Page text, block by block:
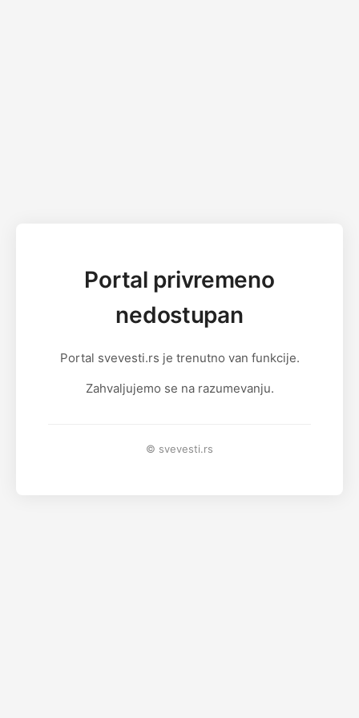
Portal privremeno
nedostupan
Portal svevesti.rs je trenutno van funkcije.
Zahvaljujemo se na razumevanju.
© svevesti.rs